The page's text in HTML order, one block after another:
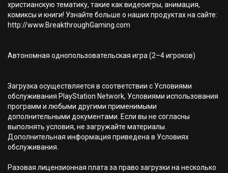
христианскую тематику, такие как видеоигры, анимация,
комиксы и книги! Узнайте больше о наших продуктах на сайте:
http://www.BreakthroughGaming.com
Автономная однопользовательская игра (2–4 игроков)
Загрузка осуществляется в соответствии с Условиями
обслуживания PlayStation Network, Условиями использования
программ и любыми другими применимыми
дополнительными документами. Если вы не согласны
выполнять условия, не загружайте материалы.
Дополнительная информация приведена в Условиях
обслуживания.
Разовая лицензионная плата за право загрузки на несколько